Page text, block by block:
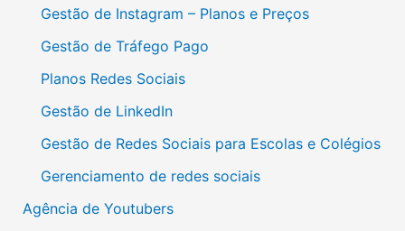
Gestão de Instagram – Planos e Preços
Gestão de Tráfego Pago
Planos Redes Sociais
Gestão de LinkedIn
Gestão de Redes Sociais para Escolas e Colégios
Gerenciamento de redes sociais
Agência de Youtubers